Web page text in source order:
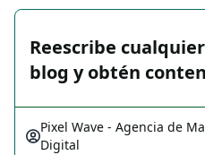
Reescribe
blog y obtén
Pixel Wave - Agencia de
Digital